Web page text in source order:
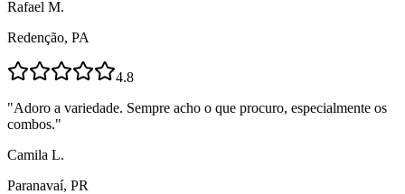
Rafael M.
Redenção, PA
4.8
"Adoro a variedade. Sempre acho o que procuro, especialmente os
combos."
Camila L.
Paranavaí, PR